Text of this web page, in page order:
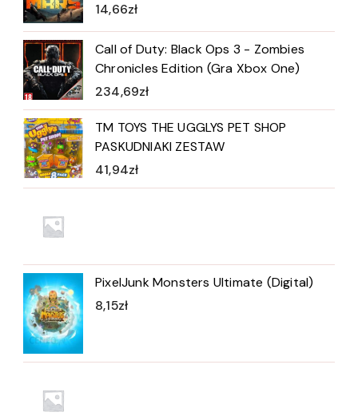
14,66zł
Call of Duty: Black Ops 3 - Zombies
Chronicles Edition (Gra Xbox One)
234,69zł
TM TOYS THE UGGLYS PET SHOP
PASKUDNIAKI ZESTAW
41,94zł
PixelJunk Monsters Ultimate (Digital)
8,15zł